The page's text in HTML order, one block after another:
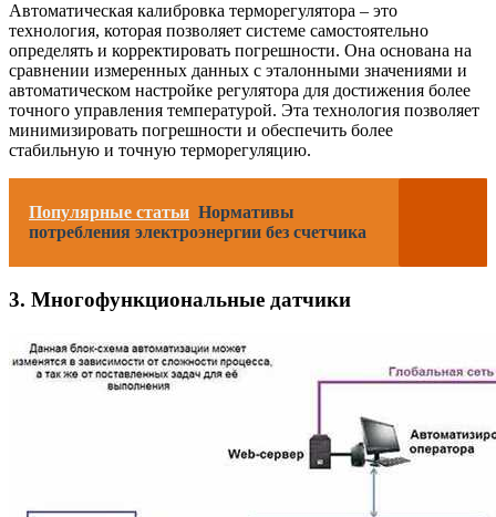
Автоматическая калибровка терморегулятора – это
технология, которая позволяет системе самостоятельно
определять и корректировать погрешности. Она основана на
сравнении измеренных данных с эталонными значениями и
автоматическом настройке регулятора для достижения более
точного управления температурой. Эта технология позволяет
минимизировать погрешности и обеспечить более
стабильную и точную терморегуляцию.
Популярные статьи Нормативы
потребления электроэнергии без счетчика
3. Многофункциональные датчики